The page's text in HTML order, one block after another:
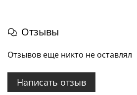
Отзывы
Отзывов еще никто не оставлял
Написать отзыв